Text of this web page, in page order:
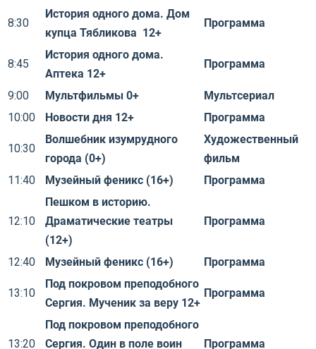
8:30
История одного дома. Дом
купца Тябликова 12+
Программа
8:45
История одного дома.
Аптека 12+
Программа
9:00 Мультфильмы 0+
Мультсериал
10:00
Новости дня 12+ Программа
10:30
Волшебник изумрудного
города (0+)
Художественный
фильм
11:40
Музейный феникс (16+) Программа
12:10
Пешком в историю.
Драматические театры
(12+)
Программа
12:40 Музейный феникс (16+) Программа
13:10
Под покровом преподобного
Сергия. Мученик за веру 12+
Программа
13:20
Под покровом преподобного
Сергия. Один в поле воин
Программа